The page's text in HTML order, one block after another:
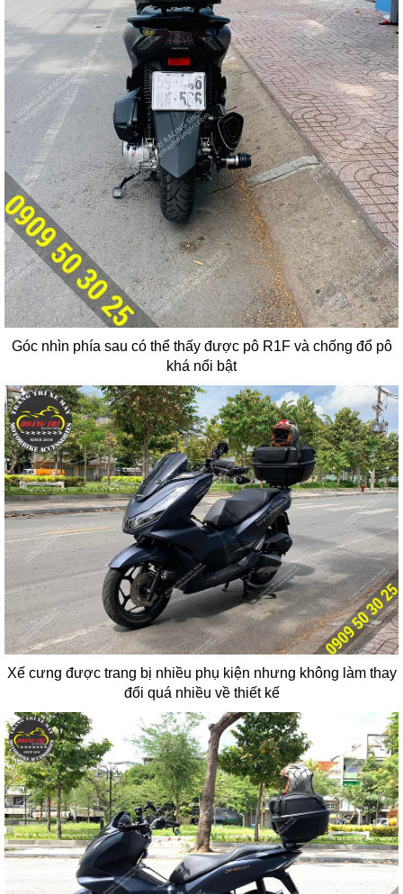
Góc nhìn phía sau có thể thấy được pô R1F và chống đổ pô
khá nổi bật
Xế cưng được trang bị nhiều phụ kiện nhưng không làm thay
đổi quá nhiều về thiết kế